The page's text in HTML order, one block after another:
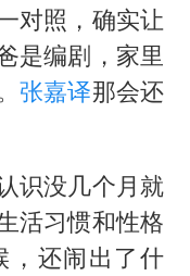
时开着更省电”不实
“自曝式”公开信
OpenAI为免费用户升级GPT-5.6 Luna
对照，确实让
是编剧，家里
张嘉译那会还
识没几个月就
活习惯和性格
，还闹出了什